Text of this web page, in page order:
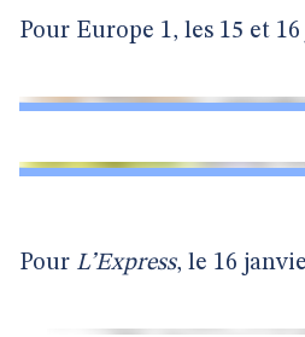
Pour Europe 1, les 15 et
Pour L’Express, le 16